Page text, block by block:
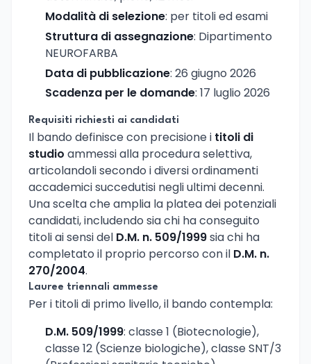
Modalità di selezione: per titoli ed esami
Struttura di assegnazione: Dipartimento
NEUROFARBA
Data di pubblicazione: 26 giugno 2026
Scadenza per le domande: 17 luglio 2026
Requisiti richiesti ai candidati
Il bando definisce con precisione i titoli di
studio ammessi alla procedura selettiva,
articolandoli secondo i diversi ordinamenti
accademici succedutisi negli ultimi decenni.
Una scelta che amplia la platea dei potenziali
candidati, includendo sia chi ha conseguito
titoli ai sensi del D.M. n. 509/1999sia chi ha
completato il proprio percorso con il D.M. n.
270/2004.
Lauree triennali ammesse
Per i titoli di primo livello, il bando contempla:
D.M. 509/1999: classe 1 (Biotecnologie),
classe 12 (Scienze biologiche), classe SNT/3